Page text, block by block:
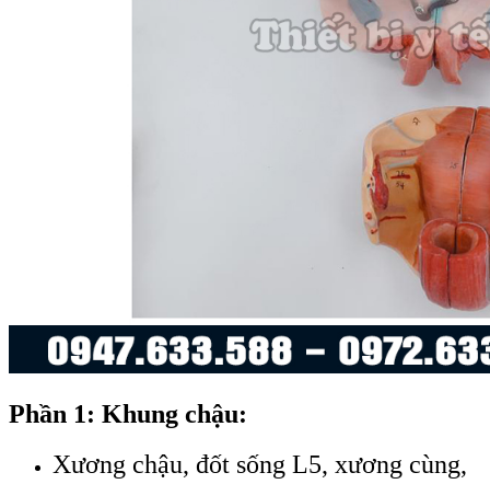
Phần 1: Khung chậu:
Xương chậu, đốt sống L5, xương cùng,